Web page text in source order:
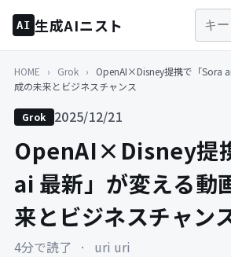
AI 生成AIニスト
HOME › Grok ›
OpenAI×Disney提携で「Sora
成の未来とビジネスチャンス
Grok 2025/12/21
OpenAI×Disney提
ai 最新」が変える動
来とビジネスチャン
4分で読了 · uri uri